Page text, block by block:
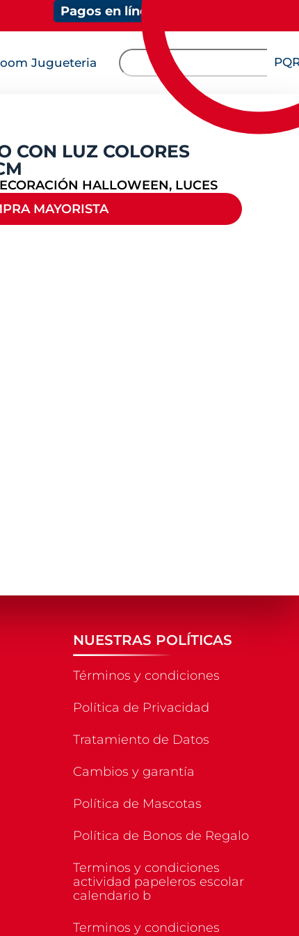
Pagos en línea
Jugueteria
CON LUZ COLORES
HALLOWEEN, LUCES
MAYORISTA
NUESTRAS POLÍTICAS
Términos y condiciones
Política de Privacidad
Tratamiento de Datos
Cambios y garantía
Política de Mascotas
Política de Bonos de Regalo
Terminos y condiciones
actividad papeleros escolar
calendario b
Terminos y condiciones